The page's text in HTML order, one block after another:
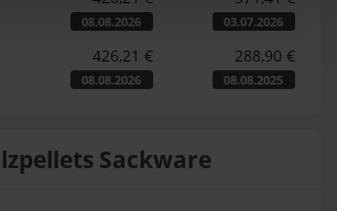
08.08.2026 03.07.2026
426,21 €
08.08.2026
288,90 €
08.08.2025
Sackware